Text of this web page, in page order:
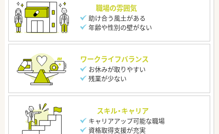
職場の雰囲気
助け合う風土がある
年齢や性別の壁がない
ワークライフバランス
お休みが取りやすい
残業が少ない
スキル・キャリア
キャリアアップ可能な職場
資格取得支援が充実